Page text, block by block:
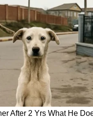
Kannada
), ವಿಶೇಷ
ಸಂಪೂರ್ಣ
ಲಭ್ಯ. ಏಷ್ಯಾನೆಟ್
ಆ್ಯಪ್ ಡೌನ್‌ಲೋಡ್ ಮಾಡಿ
ಗಳನ್ನು ಪಡೆಯಿರಿ.
ಮಾಧ್ಯಮ
ಕುವೆಂಪು ವಿವಿಯ